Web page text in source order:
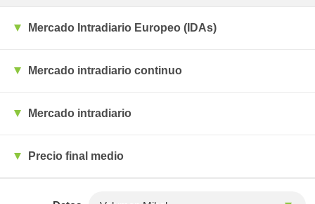
Mercado Intradiario Europeo (IDAs)
Mercado intradiario continuo
Mercado intradiario
Precio final medio